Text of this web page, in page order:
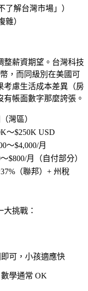
了解台灣市場」）
雜）
整薪資期望。台灣科技
，而同級別在美國可
考慮生活成本差異（房
帳面數字那麼誇張。
灣區）
～$250K USD
～$4,000/月
$800/月（自付部分）
（聯邦）+ 州稅
挑戰：
可，小孩適應快
學通常 OK